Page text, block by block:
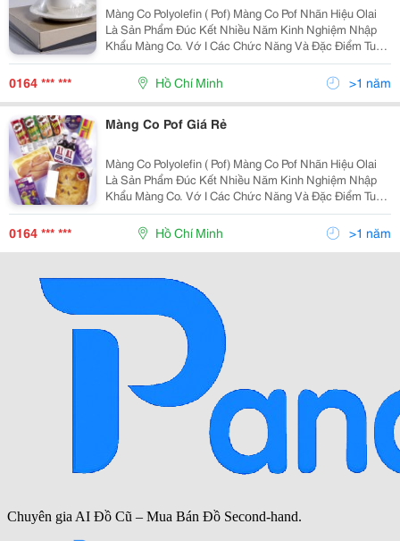
Màng Co Polyolefin ( Pof) Màng Co Pof Nhãn Hiệu Olai
Là Sản Phẩm Đúc Kết Nhiều Năm Kinh Nghiệm Nhập
Khẩu Màng Co. Vớ I Các Chức Năng Và Đặc Điểm Tuyệt
Vời, Màng Co Pof Được Sử Dụng Rộng Rãi Trong Việc
Đóng Gói Hàng Hóa. Bảo Vệ Hàng Hóa K
0164 *** *** Hồ Chí Minh >1 năm
Màng Co Pof Giá Rẻ
Màng Co Polyolefin ( Pof) Màng Co Pof Nhãn Hiệu Olai
Là Sản Phẩm Đúc Kết Nhiều Năm Kinh Nghiệm Nhập
Khẩu Màng Co. Vớ I Các Chức Năng Và Đặc Điểm Tuyệt
Vời, Màng Co Pof Được Sử Dụng Rộng Rãi Trong Việc
Đóng Gói Hàng Hóa. Bảo Vệ Hàng Hóa K
0164 *** *** Hồ Chí Minh >1 năm